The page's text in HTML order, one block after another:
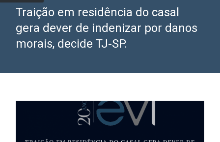
Traição em residência do casal
gera dever de indenizar por danos
morais, decide TJ-SP.